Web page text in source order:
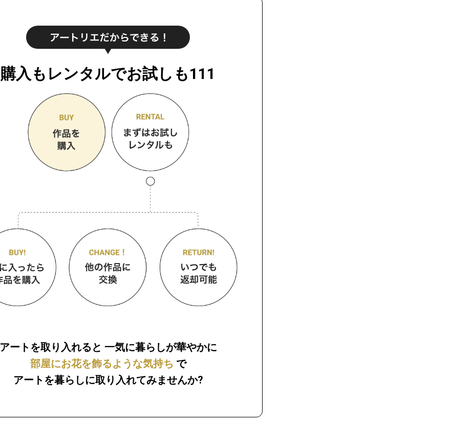
購入もレンタルでお試しも111
アートを取り入れると 一気に暮らしが華やかに
部屋にお花を飾るような気持ち で
アートを暮らしに取り入れてみませんか?